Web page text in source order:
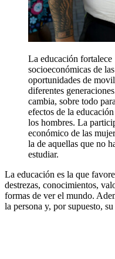
La educación
socioeconómicas de
oportunidades de
diferentes
cambia, sobre todo
efectos de la
los hombres. La
económico de las
la de aquellas que no
estudiar.
La educación es la que
destrezas, conocimientos,
formas de ver el mundo.
la persona y, por supuesto,